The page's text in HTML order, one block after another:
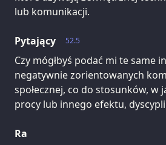
lub komunikacji.
52.5
Pytający
Czy mógłbyś podać mi te same
negatywnie zorientowanych
społecznej, co do stosunków, w
procy lub innego efektu,
Ra